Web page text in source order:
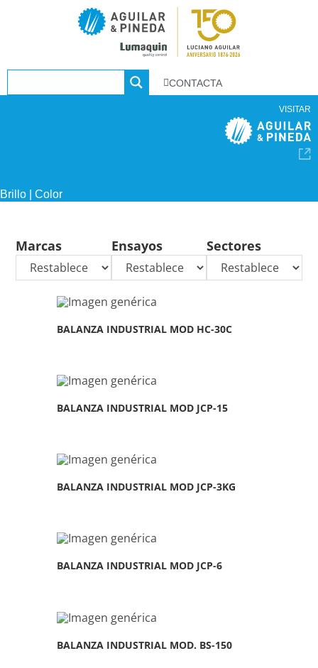
CONTACTA
VISITAR
Brillo | Color
Marcas Ensayos Sectores
BALANZA INDUSTRIAL MOD HC-30C
BALANZA INDUSTRIAL MOD JCP-15
BALANZA INDUSTRIAL MOD JCP-3KG
BALANZA INDUSTRIAL MOD JCP-6
BALANZA INDUSTRIAL MOD. BS-150